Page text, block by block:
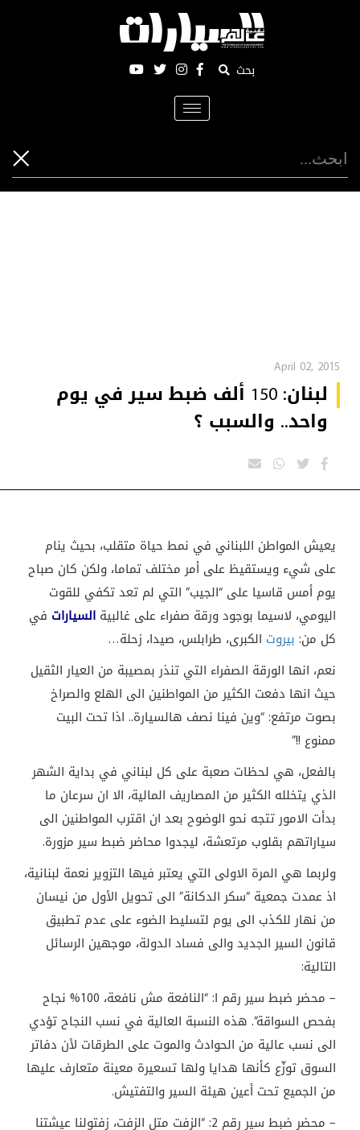
بحث
Toggle
navigation
April 02, 2015
لبنان: 150 ألف ضبط سير في يوم
واحد.. والسبب ؟
يعيش المواطن اللبناني في نمط حياة متقلب، بحيث ينام
على شيء ويستقيظ على أمر مختلف تماما، ولكن كان صباح
يوم أمس قاسيا على “الجيب” التي لم تعد تكفي للقوت
اليومي، لاسيما بوجود ورقة صفراء على غالبية السيارات في
كل من: بيروت الكبرى، طرابلس، صيدا، زحلة…
نعم، انها الورقة الصفراء التي تنذر بمصيبة من العيار الثقيل
حيث انها دفعت الكثير من المواطنين الى الهلع والصراخ
بصوت مرتفع: “وين فينا نصف هالسيارة.. اذا تحت البيت
ممنوع !!”
بالفعل، هي لحظات صعبة على كل لبناني في بداية الشهر
الذي يتخلله الكثير من المصاريف المالية، الا ان سرعان ما
بدأت الامور تتجه نحو الوضوح بعد ان اقترب المواطنين الى
سياراتهم بقلوب مرتعشة، ليجدوا محاضر ضبط سير مزورة.
ولربما هي المرة الاولى التي يعتبر فيها التزوير نعمة لبنانية،
اذ عمدت جمعية “سكر الدكانة” الى تحويل الأول من نيسان
من نهار للكذب الى يوم لتسليط الضوء على عدم تطبيق
قانون السير الجديد والى فساد الدولة، موجهين الرسائل
التالية:
– محضر ضبط سير رقم ا: “النافعة مش نافعة، 100% نجاح
بفحص السواقة”. هذه النسبة العالية في نسب النجاح تؤدي
الى نسب عالية من الحوادث والموت على الطرقات لأن دفاتر
السوق توزّع كأنها هدايا ولها تسعيرة معينة متعارف عليها
من الجميع تحت أعين هيئة السير والتفتيش.
– محضر ضبط سير رقم 2: “الزفت متل الزفت، زفتولنا عيشتنا